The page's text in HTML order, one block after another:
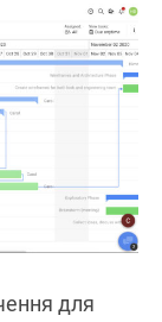
для